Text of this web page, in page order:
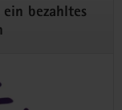
bezahltes